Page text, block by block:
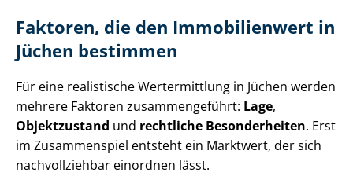
Faktoren, die den Immobilienwert in
Jüchen bestimmen
Für eine realistische Wertermittlung in Jüchen werden
mehrere Faktoren zusammengeführt: Lage,
Objektzustand und rechtliche Besonderheiten. Erst
im Zusammenspiel entsteht ein Marktwert, der sich
nachvollziehbar einordnen lässt.